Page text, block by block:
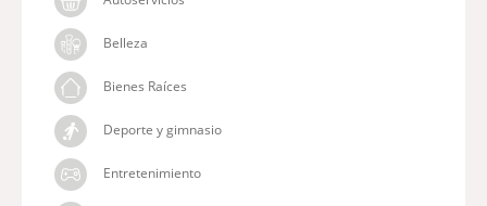
Belleza
Bienes Raíces
Deporte y gimnasio
Entretenimiento